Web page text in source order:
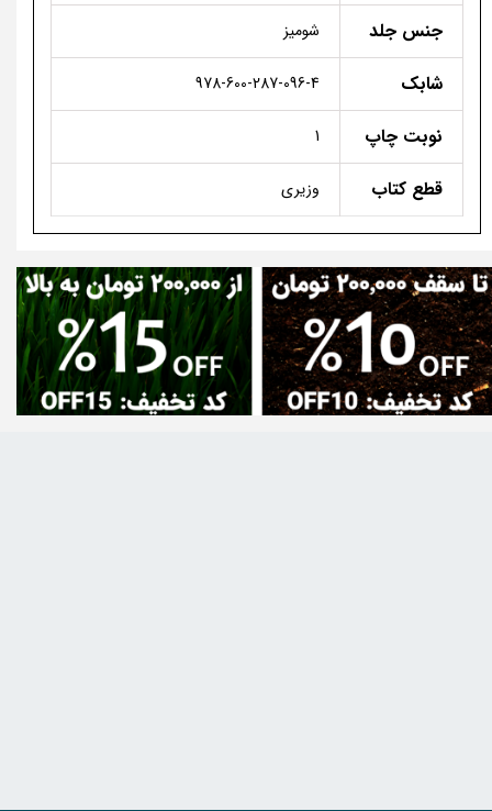
جنس جلد شومیز
شابک 978-600-287-096-4
نوبت چاپ 1
قطع کتاب وزیری